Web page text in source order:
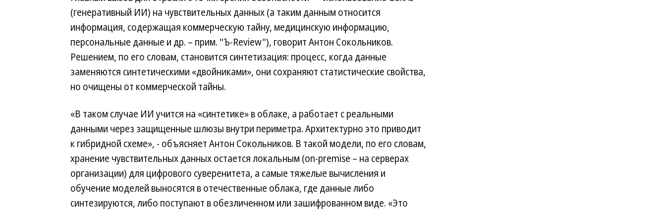
(генеративный ИИ) на чувствительных данных (а таким данным относится
информация, содержащая коммерческую тайну, медицинскую информацию,
персональные данные и др. – прим. "Ъ-Review"), говорит Антон Сокольников.
Решением, по его словам, становится синтетизация: процесс, когда данные
заменяются синтетическими «двойниками», они сохраняют статистические свойства,
но очищены от коммерческой тайны.
«В таком случае ИИ учится на «синтетике» в облаке, а работает с реальными
данными через защищенные шлюзы внутри периметра. Архитектурно это приводит
к гибридной схеме», - объясняет Антон Сокольников. В такой модели, по его словам,
хранение чувствительных данных остается локальным (on-premise – на серверах
организации) для цифрового суверенитета, а самые тяжелые вычисления и
обучение моделей выносятся в отечественные облака, где данные либо
синтезируются, либо поступают в обезличенном или зашифрованном виде. «Это